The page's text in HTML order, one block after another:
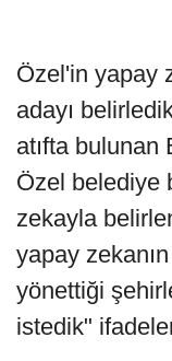
Özel'in yapay
adayı
atıfta bulunan
Özel belediye
zekayla
yapay
yönettiği
istedik"